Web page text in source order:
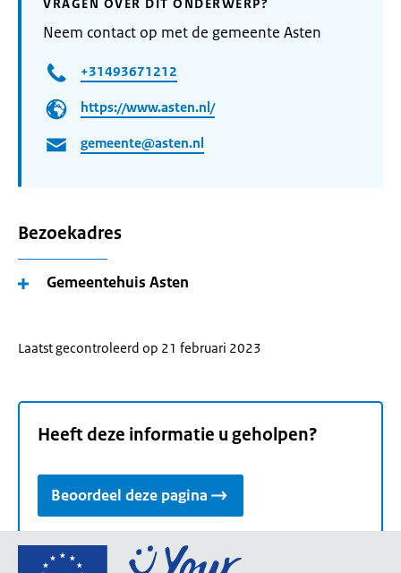
VRAGEN OVER DIT ONDERWERP?
Neem contact op met de gemeente Asten
+31493671212
https://www.asten.nl/
gemeente@asten.nl
Bezoekadres
Gemeentehuis Asten
Laatst gecontroleerd op 21 februari 2023
Heeft deze informatie u geholpen?
Beoordeel deze pagina
Ga